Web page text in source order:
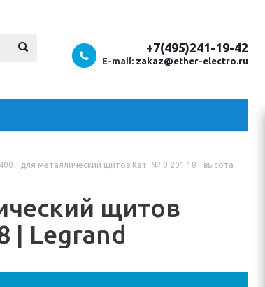
+7(495)241-19-42
E-mail: zakaz@ether-electro.ru
- для металлический щитов Кат. № 0 201 18 - высота
щитов
| Legrand